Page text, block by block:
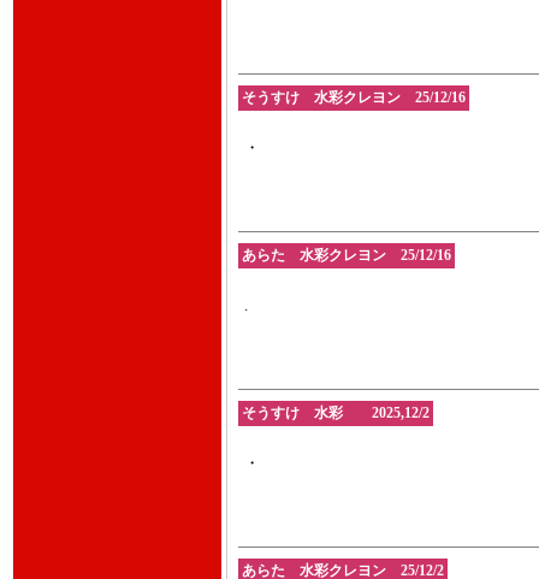
そうすけ 水彩クレヨン 25/12/16
・
あらた 水彩クレヨン 25/12/16
.
そうすけ 水彩 2025,12/2
・
あらた 水彩クレヨン 25/12/2